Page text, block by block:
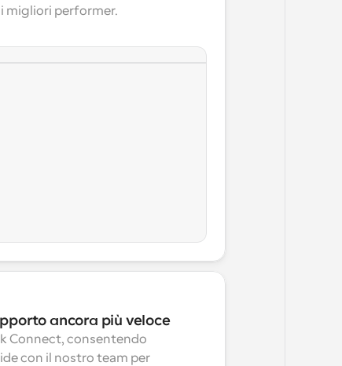
migliori performer.
ancora più veloce
Connect, consentendo
con il nostro team per